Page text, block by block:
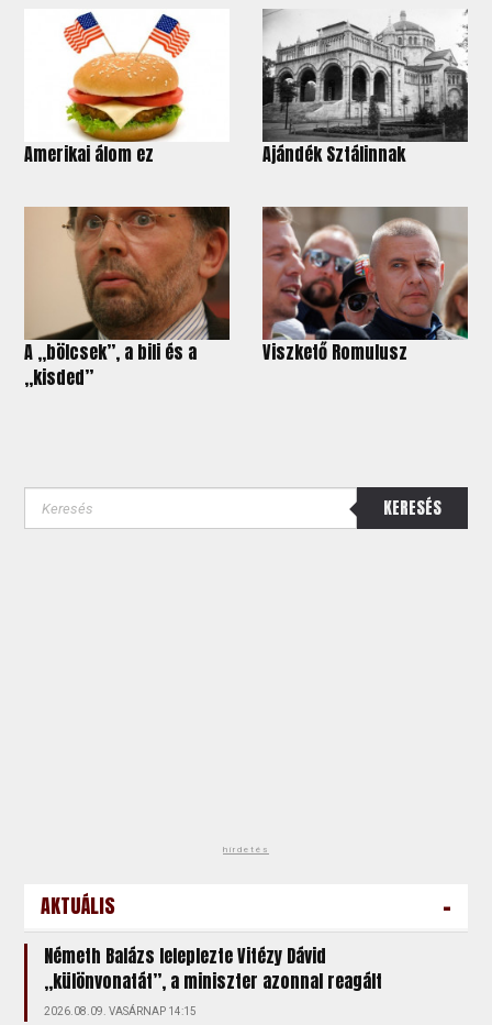
Amerikai álom ez Ajándék Sztálinnak
A „bölcsek”, a bili és a
„kisded”
Viszkető Romulusz
KERESÉS
hirdetés
AKTUÁLIS -
Németh Balázs leleplezte Vitézy Dávid
„különvonatát”, a miniszter azonnal reagált
2026.08.09. VASÁRNAP 14:15